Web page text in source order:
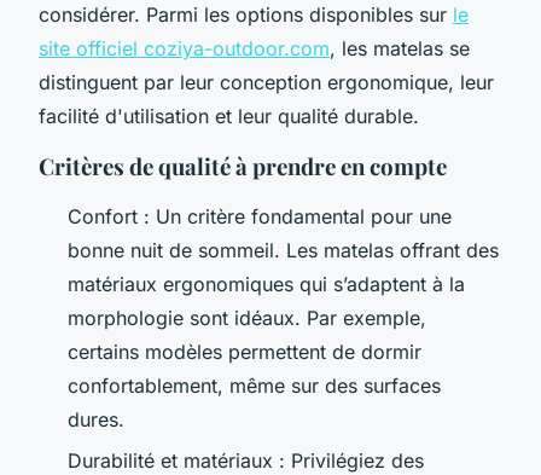
considérer. Parmi les options disponibles sur le
site officiel coziya-outdoor.com, les matelas se
distinguent par leur conception ergonomique, leur
facilité d'utilisation et leur qualité durable.
Critères de qualité à prendre en compte
Confort : Un critère fondamental pour une
bonne nuit de sommeil. Les matelas offrant des
matériaux ergonomiques qui s’adaptent à la
morphologie sont idéaux. Par exemple,
certains modèles permettent de dormir
confortablement, même sur des surfaces
dures.
Durabilité et matériaux : Privilégiez des